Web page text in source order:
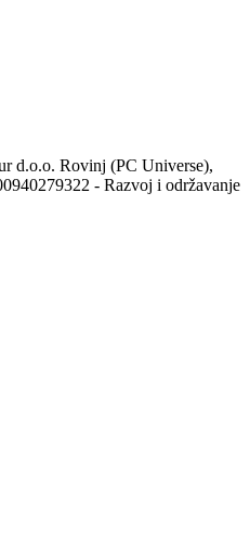
d.o.o. Rovinj (PC Universe),
- Razvoj i održavanje